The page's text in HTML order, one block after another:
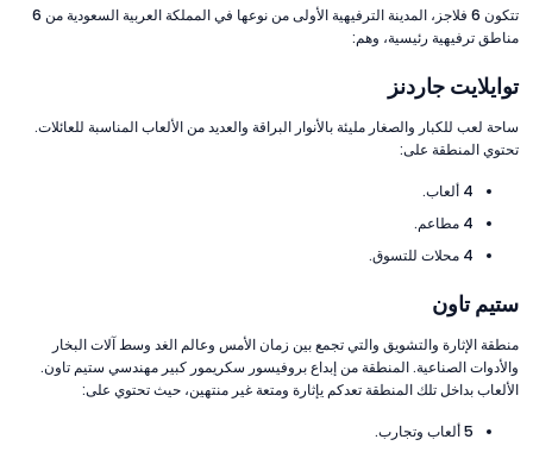
تتكون 6 فلاجز، المدينة الترفيهية الأولى من نوعها في المملكة العربية السعودية من 6
مناطق ترفيهية رئيسية، وهم:
توايلايت جاردنز
ساحة لعب للكبار والصغار مليئة بالأنوار البراقة والعديد من الألعاب المناسبة للعائلات.
تحتوي المنطقة على:
4 ألعاب.
4 مطاعم.
4 محلات للتسوق.
ستيم تاون
منطقة الإثارة والتشويق والتي تجمع بين زمان الأمس وعالم الغد وسط آلات البخار
والأدوات الصناعية. المنطقة من إبداع بروفيسور سكريمور كبير مهندسي ستيم تاون.
الألعاب بداخل تلك المنطقة تعدكم يإثارة ومتعة غير منتهين، حيث تحتوي على:
5 ألعاب وتجارب.